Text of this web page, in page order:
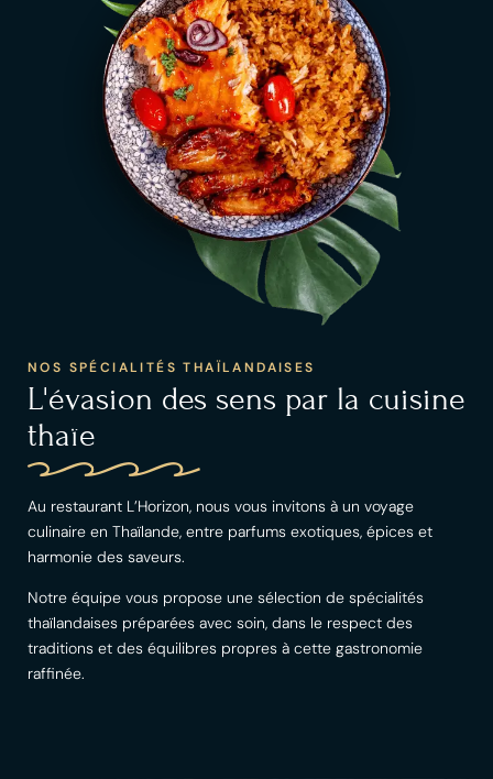
NOS SPÉCIALITÉS THAÏLANDAISES
L'évasion des sens par la cuisine
thaïe
Au restaurant L’Horizon, nous vous invitons à un voyage
culinaire en Thaïlande, entre parfums exotiques, épices et
harmonie des saveurs.
Notre équipe vous propose une sélection de spécialités
thaïlandaises préparées avec soin, dans le respect des
traditions et des équilibres propres à cette gastronomie
raffinée.